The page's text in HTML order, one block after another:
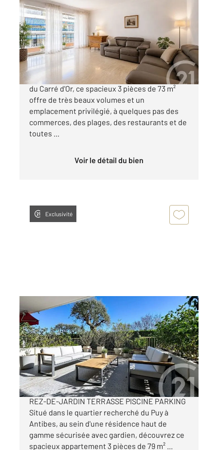
71,62 m2, 3 pièces
Ref : 37904
Appartement F3 à vendre
395 000 €
ANTIBES Carré d'Or : Idéalement situé au cœur
du Carré d'Or, ce spacieux 3 pièces de 73 m²
offre de très beaux volumes et un
emplacement privilégié, à quelques pas des
commerces, des plages, des restaurants et de
toutes ...
Voir le détail du bien
Exclusivité
ANTIBES 06
79,41 m
, 3 pièces
Ref : 37975
Appartement T3 à vendre
410 000 €
ANTIBES - PUY - EXCLUSIVITE 3 PIÈCES 79 m²
REZ-DE-JARDIN TERRASSE PISCINE PARKING
Situé dans le quartier recherché du Puy à
Antibes, au sein d'une résidence haut de
gamme sécurisée avec gardien, découvrez ce
spacieux appartement 3 pièces de 79 m² ...